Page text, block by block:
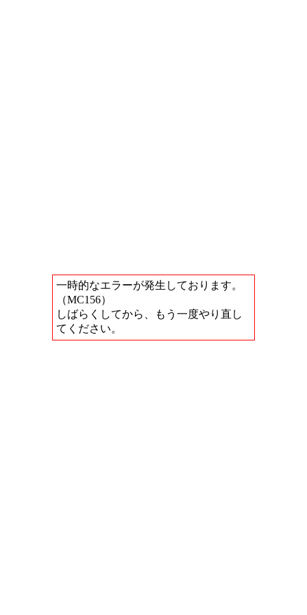
一時的なエラーが発生しております。
（MC156）
しばらくしてから、もう一度やり直し
てください。